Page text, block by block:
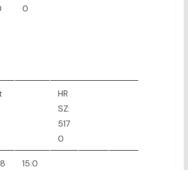
0
HR
SZ:
517
0
15:0